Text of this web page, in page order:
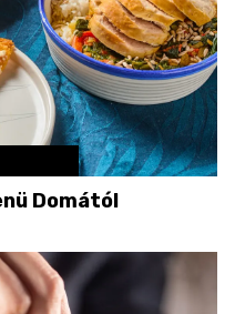
Domától